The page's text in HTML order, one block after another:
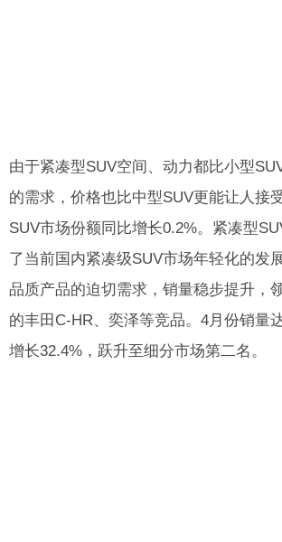
由于紧凑型SUV空间、动力都比小型
的需求，价格也比中型SUV更能让人接
SUV市场份额同比增长0.2%。紧凑型
了当前国内紧凑级SUV市场年轻化的发
品质产品的迫切需求，销量稳步提升，
的丰田C-HR、奕泽等竞品。4月份销量
增长32.4%，跃升至细分市场第二名。